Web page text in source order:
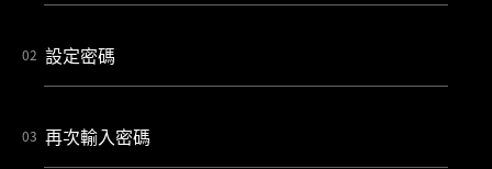
設定密碼
再次輸入密碼